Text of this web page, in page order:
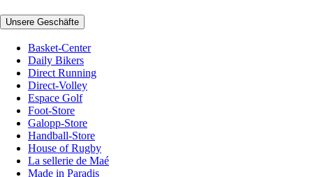
Unsere Geschäfte
Basket-Center
Daily Bikers
Direct Running
Direct-Volley
Espace Golf
Foot-Store
Galopp-Store
Handball-Store
House of Rugby
La sellerie de Maé
Made in Paradis